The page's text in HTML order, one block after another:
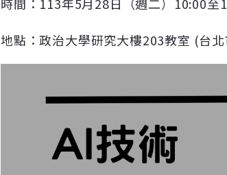
地點：政治大學研究大樓203教室 (台